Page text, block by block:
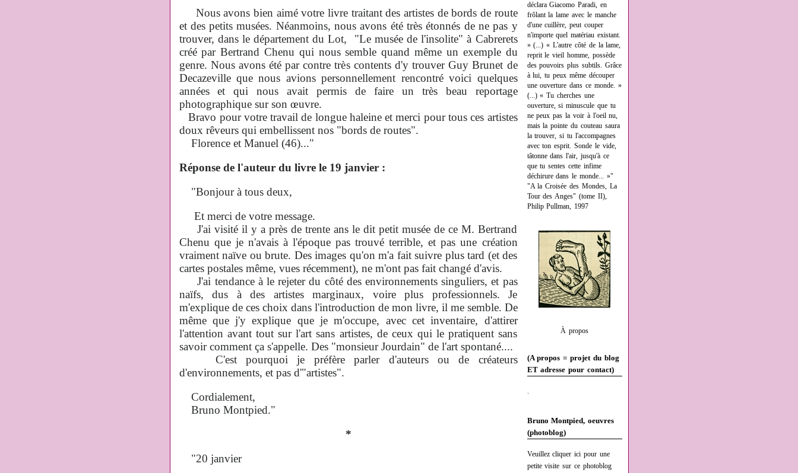
déclara Giacomo Paradi, en
frôlant la lame avec le manche
d'une cuillère, peut couper
n'importe quel matériau existant.
» (...) « L'autre côté de la lame,
reprit le vieil homme, possède
des pouvoirs plus subtils. Grâce
à lui, tu peux même découper
une ouverture dans ce monde. »
(...) « Tu cherches une
ouverture, si minuscule que tu
ne peux pas la voir à l'oeil nu,
mais la pointe du couteau saura
la trouver, si tu l'accompagnes
avec ton esprit. Sonde le vide,
tâtonne dans l'air, jusqu'à ce
que tu sentes cette infime
déchirure dans le monde... »"
"A la Croisée des Mondes, La
Tour des Anges" (tome II),
Philip Pullman, 1997
À propos
(A propos = projet du blog
ET adresse pour contact)
.
Bruno Montpied, oeuvres
(photoblog)
Veuillez cliquer ici pour une
petite visite sur ce photoblog
Nous avons bien aimé votre livre traitant des artistes de bords de route
et des petits musées. Néanmoins, nous avons été très étonnés de ne pas y
trouver, dans le département du Lot, "Le musée de l'insolite" à Cabrerets
créé par Bertrand Chenu qui nous semble quand même un exemple du
genre. Nous avons été par contre très contents d'y trouver Guy Brunet de
Decazeville que nous avions personnellement rencontrévoici quelques
années et qui nous avait permis de faire un très beau reportage
photographique sur son œuvre.
Bravo pour votre travail de longue haleine etmerci pour tous ces artistes
doux rêveurs qui embellissent nos "bords de routes".
Florence et Manuel (46)..."
Réponse de l'auteur du livre le 19 janvier :
"Bonjour à tous deux,
Et merci de votre message.
J'ai visité il y a près de trente ans le dit petit musée de ce M. Bertrand
Chenu que je n'avais à l'époque pas trouvé terrible, et pas une création
vraiment naïve ou brute. Des images qu'on m'a fait suivre plus tard (et des
cartes postales même, vues récemment), ne m'ont pas fait changé d'avis.
J'ai tendance à le rejeter du côté des environnements singuliers, et pas
naïfs, dus à des artistes marginaux, voire plus professionnels. Je
m'explique de ces choix dans l'introduction de mon livre, il me semble. De
même que j'y explique que je m'occupe, avec cet inventaire, d'attirer
l'attention avant tout sur l'art sans artistes, de ceux qui le pratiquent sans
savoir comment ça s'appelle. Des "monsieur Jourdain" de l'art spontané....
C'est pourquoi je préfère parler d'auteurs ou de créateurs
d'environnements, et pas d'"artistes".
Cordialement,
Bruno Montpied."
*
"20 janvier